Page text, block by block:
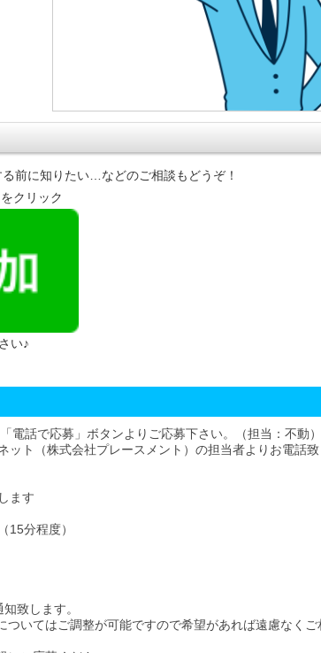
前に知りたい…などのご相談もどうぞ！
クリック
い♪
電話で応募」ボタンよりご応募下さい。（担当：不動）
ット（株式会社プレースメント）の担当者よりお電話
ます
15分程度）
致します。
いてはご調整が可能ですので希望があれば遠慮なくご